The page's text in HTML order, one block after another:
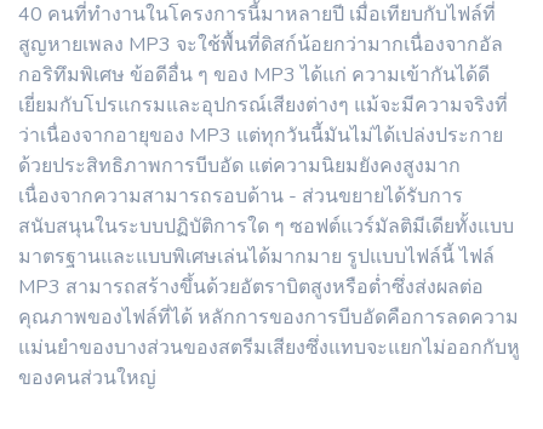
40 คนที่ทำงานในโครงการนี้มาหลายปี เมื่อเทียบกับไฟล์ที่
สูญหายเพลง MP3 จะใช้พื้นที่ดิสก์น้อยกว่ามากเนื่องจากอัล
กอริทึมพิเศษ ข้อดีอื่น ๆ ของ MP3 ได้แก่ ความเข้ากันได้ดี
เยี่ยมกับโปรแกรมและอุปกรณ์เสียงต่างๆ แม้จะมีความจริงที่
ว่าเนื่องจากอายุของ MP3 แต่ทุกวันนี้มันไม่ได้เปล่งประกาย
ด้วยประสิทธิภาพการบีบอัด แต่ความนิยมยังคงสูงมาก
เนื่องจากความสามารถรอบด้าน - ส่วนขยายได้รับการ
สนับสนุนในระบบปฏิบัติการใด ๆ ซอฟต์แวร์มัลติมีเดียทั้งแบบ
มาตรฐานและแบบพิเศษเล่นได้มากมาย รูปแบบไฟล์นี้ ไฟล์
MP3 สามารถสร้างขึ้นด้วยอัตราบิตสูงหรือต่ำซึ่งส่งผลต่อ
คุณภาพของไฟล์ที่ได้ หลักการของการบีบอัดคือการลดความ
แม่นยำของบางส่วนของสตรีมเสียงซึ่งแทบจะแยกไม่ออกกับหู
ของคนส่วนใหญ่